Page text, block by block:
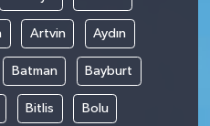
Artvin Aydın
Batman Bayburt
Bitlis Bolu